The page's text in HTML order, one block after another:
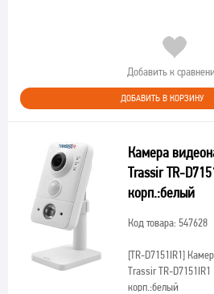
Добавить к
ДОБАВИТЬ В КОРЗИНУ
Камера
Trassir TR-
корп.:белый
Код товара: 547628
[TR-D7151IR1]
Trassir TR-
корп.:белый